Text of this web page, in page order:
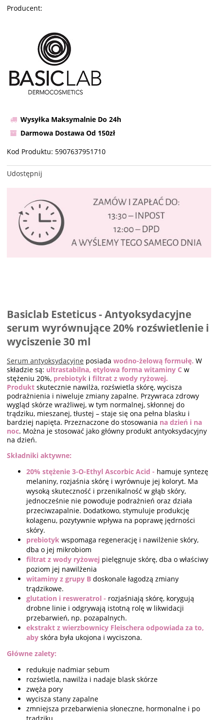
Producent:
Wysyłka Maksymalnie Do 24h
Darmowa Dostawa Od 150zł
Kod Produktu: 5907637951710
Udostępnij
Basiclab Esteticus - Antyoksydacyjne
serum wyrównujące 20% rozświetlenie i
wyciszenie 30 ml
Serum antyoksydacyjne posiada wodno-żelową formułę. W
składzie są: ultrastabilna, etylowa forma witaminy C w
stężeniu 20%, prebiotyk i filtrat z wody ryżowej.
Produkt skutecznie nawilża, rozświetla skórę, wycisza
podrażnienia i niweluje zmiany zapalne. Przywraca zdrowy
wygląd skórze wrażliwej, w tym normalnej, skłonnej do
trądziku, mieszanej, tłustej – staje się ona pełna blasku i
bardziej napięta. Przeznaczone do stosowania na dzień i na
noc. Można je stosować jako główny produkt antyoksydacyjny
na dzień.
Składniki aktywne:
20% stężenie 3-O-Ethyl Ascorbic Acid - hamuje syntezę
melaniny, rozjaśnia skórę i wyrównuje jej koloryt. Ma
wysoką skuteczność i przenikalność w głąb skóry,
jednocześnie nie powoduje podrażnień oraz działa
przeciwzapalnie. Dodatkowo, stymuluje produkcję
kolagenu, pozytywnie wpływa na poprawę jędrności
skóry.
prebiotyk wspomaga regenerację i nawilżenie skóry,
dba o jej mikrobiom
filtrat z wody ryżowej pielęgnuje skórę, dba o właściwy
poziom jej nawilżenia
witaminy z grupy B doskonale łagodzą zmiany
trądzikowe.
glutation i resweratrol - rozjaśniają skórę, korygują
drobne linie i odgrywają istotną rolę w likwidacji
przebarwień, np. pozapalnych.
ekstrakt z wierzbownicy Fleischera odpowiada za to,
aby skóra była ukojona i wyciszona.
Główne zalety:
redukuje nadmiar sebum
rozświetla, nawilża i nadaje blask skórze
zwęża pory
wycisza stany zapalne
zmniejsza przebarwienia słoneczne, hormonalne i po